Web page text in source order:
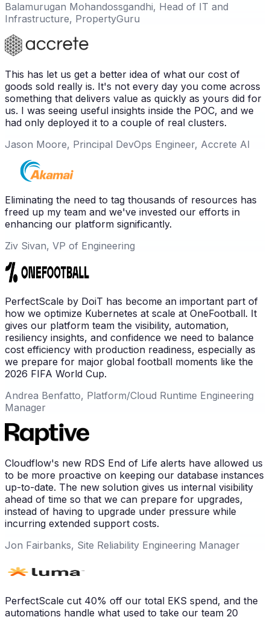
Balamurugan Mohandossgandhi, Head of IT and
Infrastructure, PropertyGuru
This has let us get a better idea of what our cost of
goods sold really is. It's not every day you come across
something that delivers value as quickly as yours did for
us. I was seeing useful insights inside the POC, and we
had only deployed it to a couple of real clusters.
Jason Moore, Principal DevOps Engineer, Accrete AI
Eliminating the need to tag thousands of resources has
freed up my team and we've invested our efforts in
enhancing our platform significantly.
Ziv Sivan, VP of Engineering
PerfectScale by DoiT has become an important part of
how we optimize Kubernetes at scale at OneFootball. It
gives our platform team the visibility, automation,
resiliency insights, and confidence we need to balance
cost efficiency with production readiness, especially as
we prepare for major global football moments like the
2026 FIFA World Cup.
Andrea Benfatto, Platform/Cloud Runtime Engineering
Manager
Cloudflow's new RDS End of Life alerts have allowed us
to be more proactive on keeping our database instances
up-to-date. The new solution gives us internal visibility
ahead of time so that we can prepare for upgrades,
instead of having to upgrade under pressure while
incurring extended support costs.
Jon Fairbanks, Site Reliability Engineering Manager
PerfectScale cut 40% off our total EKS spend, and the
automations handle what used to take our team 20